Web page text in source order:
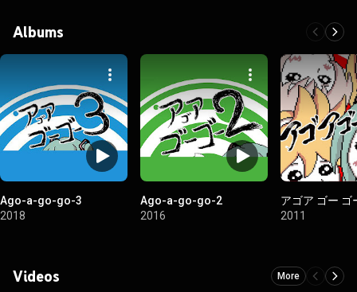
Albums
Ago-a-go-go-3
2018
Ago-a-go-go-2
2016
アゴア ゴー ゴ
2011
Videos More